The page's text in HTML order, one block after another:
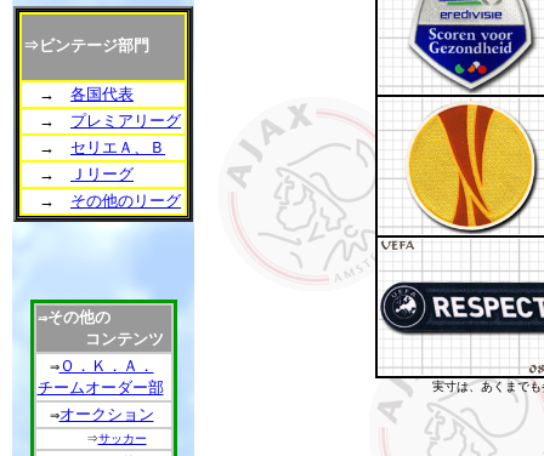
⇒ビンテージ部門
→ 各国代表
→ プレミアリーグ
→ セリエＡ、Ｂ
→
Ｊリーグ
→ その他のリーグ
⇒その他の
コンテンツ
⇒Ｏ．Ｋ．Ａ．
チームオーダー部
⇒オークション
⇒サッカー
実寸は、あくまで